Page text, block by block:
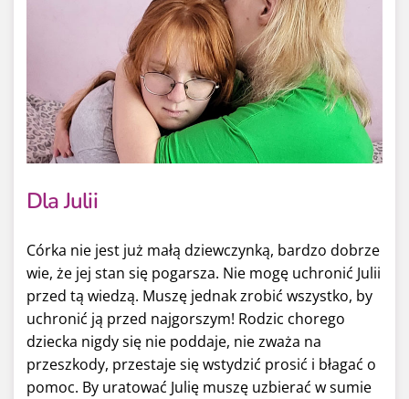
Dla Julii
Córka nie jest już małą dziewczynką, bardzo dobrze
wie, że jej stan się pogarsza. Nie mogę uchronić Julii
przed tą wiedzą. Muszę jednak zrobić wszystko, by
uchronić ją przed najgorszym! Rodzic chorego
dziecka nigdy się nie poddaje, nie zważa na
przeszkody, przestaje się wstydzić prosić i błagać o
pomoc. By uratować Julię muszę uzbierać w sumie